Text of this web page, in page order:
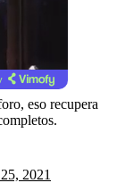
eso recupera
2021